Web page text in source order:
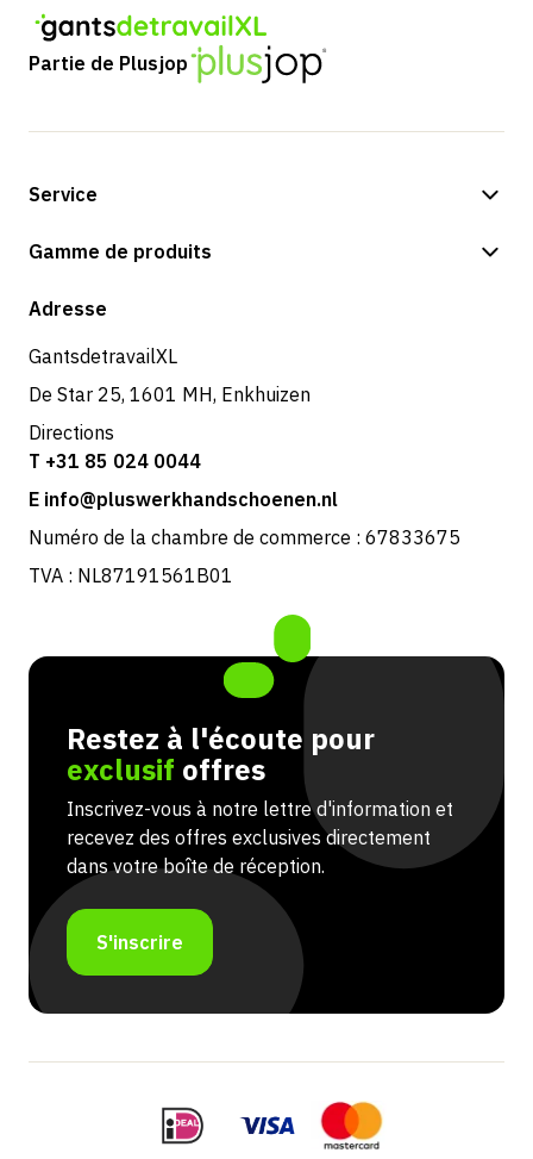
Partie de Plusjop
Service
Options de paiement
Retours et service
Gamme de produits
Boutique
Adresse
GantsdetravailXL
De Star 25, 1601 MH, Enkhuizen
Directions
T +31 85 024 0044
E info@pluswerkhandschoenen.nl
Numéro de la chambre de commerce : 67833675
TVA : NL87191561B01
Restez à l'écoute pour
exclusif offres
Inscrivez-vous à notre lettre d'information et
recevez des offres exclusives directement
dans votre boîte de réception.
S'inscrire